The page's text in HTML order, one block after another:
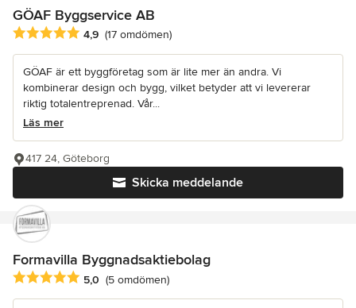
GÖAF Byggservice AB
Genomsnittligt omdöme: 4.9 av 5 stjärnor
4,9 (17 omdömen)
GÖAF är ett byggföretag som är lite mer än andra. Vi
kombinerar design och bygg, vilket betyder att vi levererar
riktig totalentreprenad. Vår...
Läs mer
Skicka meddelande
417 24, Göteborg
Formavilla Byggnadsaktiebolag
Genomsnittligt omdöme: 5 av 5 stjärnor
5,0 (5 omdömen)